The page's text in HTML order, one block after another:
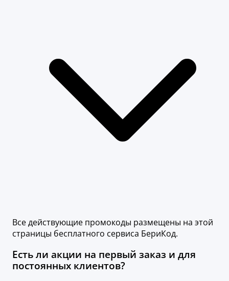
Все действующие промокоды размещены на этой
страницы бесплатного сервиса БериКод.
Есть ли акции на первый заказ и для
постоянных клиентов?